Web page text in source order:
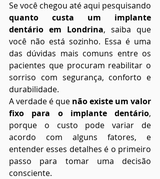
quanto custa um implante
dentário em Londrina, saiba que
você não está sozinho. Essa é uma
das dúvidas mais comuns entre os
pacientes que procuram reabilitar o
sorriso com segurança, conforto e
durabilidade.
A verdade é que não existe um valor
fixo para o implante dentário,
porque o custo pode variar de
acordo com alguns fatores, e
entender esses detalhes é o primeiro
passo para tomar uma decisão
consciente.